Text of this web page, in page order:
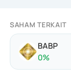
SAHAM TERKAIT
BABP
0%